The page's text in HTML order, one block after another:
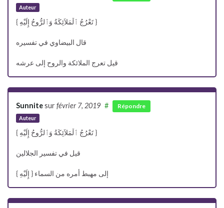
Auteur
{ تَعْرُجُ ٱلْمَلاَئِكَةُ وَٱلرُّوحُ إِلَيْهِ }
قال البيضاوي في تفسيره
قيل تعرج الملائكة والروح إلى عرشه
Sunnitesur février 7, 2019
Auteur
# Répondre
{ تَعْرُجُ ٱلْمَلاَئِكَةُ وَٱلرُّوحُ إِلَيْهِ }
قيل في تفسير الجلالين
{ إِلَيْهِ } إلى مهبط أمره من السماء